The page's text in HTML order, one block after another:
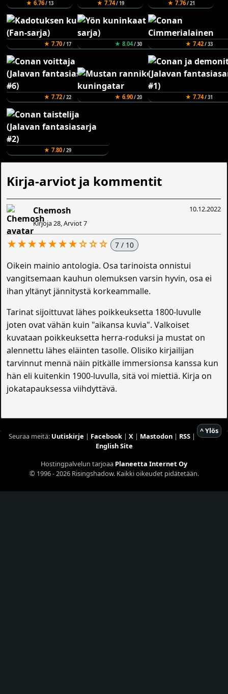
★ 6.76/ 13 ★ 7.74/ 19 ★ 7.76/ 21
★ 7.70/ 17 ★ 8.04/ 30 ★ 7.42/ 33
★ 7.72/ 22 ★ 6.90/ 20 ★ 7.74/ 31
★ 7.80/ 29
Kirja-arviot ja kommentit
10.12.2022
Chemosh
Kirjoja 28, Arviot 7
★★★★★★★☆☆☆ 7 / 10
Oikein mainio antologia. Osa tarinoista onnistui
vangitsemaan kauhun olemuksen varsin hyvin, osa ei
ihan yltänyt jännitystä korkeammalle.
Tarinat sijoittuvat lähes poikkeuksetta 1800-luvulle
joten ovat vähän kuin "aikansa kuvia". Valkoiset
kuvataan poikkeuksetta herra-roduksi ja mustat on
alennettu lähes eläinten tasolle. Olisiko kirjailijan
tarvinnut mennä näin pitkälle immersionsa kanssa kun
hän eli kuitenkin 1900-luvulla, sitä voi miettiä. Kirja on
jokatapauksessa viihdyttävä.
^ Ylös
Seuraa meitä: Uutiskirje | Facebook| X| Mastodon| RSS|
English Site
Hostingpalvelun tarjoaa Planeetta Internet Oy
© 1996 - 2026 Risingshadow. Kaikki oikeudet pidätetään.